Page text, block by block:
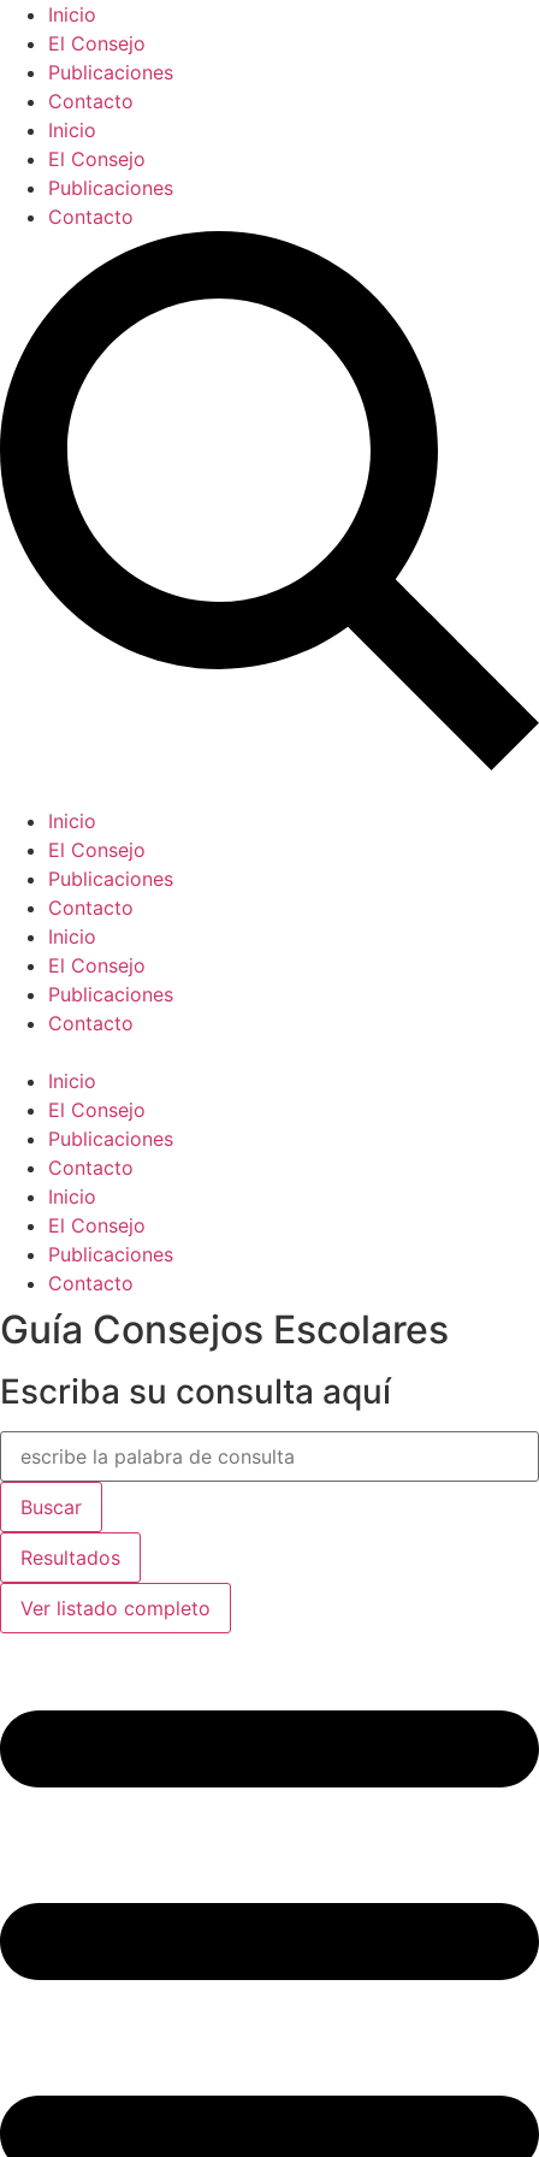
contenido
Inicio
El Consejo
Publicaciones
Contacto
Inicio
El Consejo
Publicaciones
Contacto
Inicio
El Consejo
Publicaciones
Contacto
Inicio
El Consejo
Publicaciones
Contacto
Inicio
El Consejo
Publicaciones
Contacto
Inicio
El Consejo
Publicaciones
Contacto
Guía Consejos Escolares
Escriba su consulta aquí
Search
Buscar
Resultados
Ver listado completo